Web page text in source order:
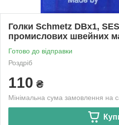
Голки Schmetz DBx1,
промислових швейних
Готово до відправки
Роздріб
110 ₴
Мінімальна сума замовлення на